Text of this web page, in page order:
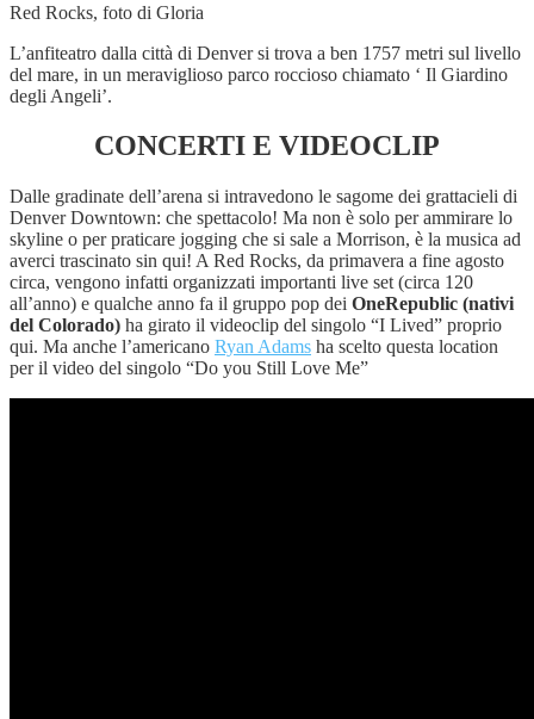
Red Rocks, foto di Gloria
L’anfiteatro dalla città di Denver si trova a ben 1757 metri sul livello
del mare, in un meraviglioso parco roccioso chiamato ‘ Il Giardino
degli Angeli’.
CONCERTI E VIDEOCLIP
Dalle gradinate dell’arena si intravedono le sagome dei grattacieli di
Denver Downtown: che spettacolo! Ma non è solo per ammirare lo
skyline o per praticare jogging che si sale a Morrison, è la musica ad
averci trascinato sin qui! A Red Rocks, da primavera a fine agosto
circa, vengono infatti organizzati importanti live set (circa 120
all’anno) e qualche anno fa il gruppo pop dei OneRepublic (nativi
del Colorado) ha girato il videoclip del singolo “I Lived” proprio
qui. Ma anche l’americano Ryan Adams ha scelto questa location
per il video del singolo “Do you Still Love Me”